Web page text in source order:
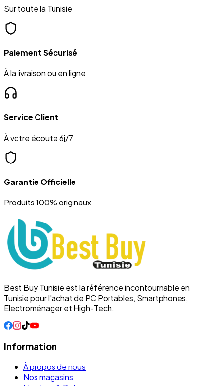
Sur toute la Tunisie
Paiement Sécurisé
À la livraison ou en ligne
Service Client
À votre écoute 6j/7
Garantie Officielle
Produits 100% originaux
Best Buy Tunisie est la référence incontournable en
Tunisie pour l'achat de PC Portables, Smartphones,
Electroménager et High-Tech.
Information
À propos de nous
Nos magasins